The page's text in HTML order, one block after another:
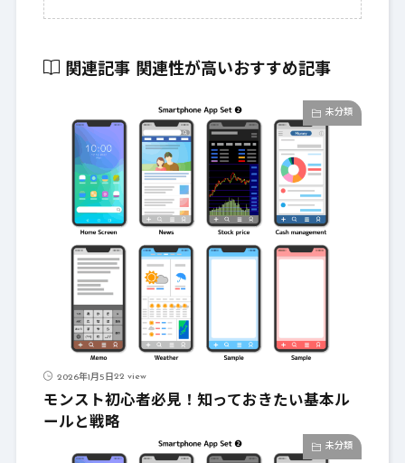
関連記事 関連性が高いおすすめ記事
未分類
2026年1月5日22 view
モンスト初心者必見！知っておきたい基本ル
ールと戦略
未分類